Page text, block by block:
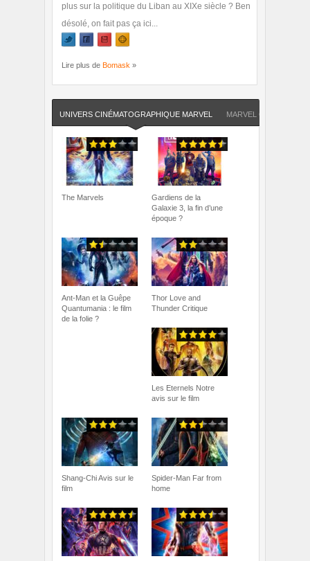
plus sur la politique du Liban au XIXe siècle ? Ben
désolé, on fait pas ça ici...
Lire plus de Bomask »
UNIVERS CINÉMATOGRAPHIQUE MARVEL MARVEL COMICS
The Marvels
Gardiens de la
Galaxie 3, la fin d’une
époque ?
Ant-Man et la Guêpe
Quantumania : le film
de la folie ?
Thor Love and
Thunder Critique
Les Eternels Notre
avis sur le film
Shang-Chi Avis sur le
film
Spider-Man Far from
home